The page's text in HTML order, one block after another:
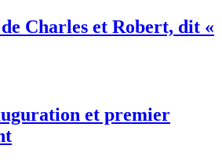
Charles et Robert, dit «
et premier